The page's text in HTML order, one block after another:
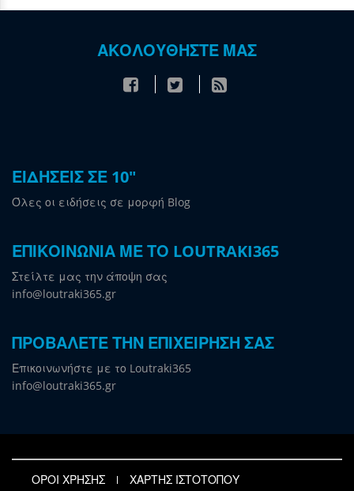
ΑΚΟΛΟΥΘΗΣΤΕ ΜΑΣ
ΕΙΔΗΣΕΙΣ ΣΕ 10"
Όλες οι ειδήσεις σε μορφή Blog
ΕΠΙΚΟΙΝΩΝΙΑ ΜΕ ΤΟ LOUTRAKI365
Στείλτε μας την άποψη σας
info@loutraki365.gr
ΠΡΟΒΑΛΕΤΕ ΤΗΝ ΕΠΙΧΕΙΡΗΣΗ ΣΑΣ
Επικοινωνήστε με το Loutraki365
info@loutraki365.gr
ΟΡΟΙ ΧΡΗΣΗΣ
ΧΑΡΤΗΣ ΙΣΤΟΤΟΠΟΥ